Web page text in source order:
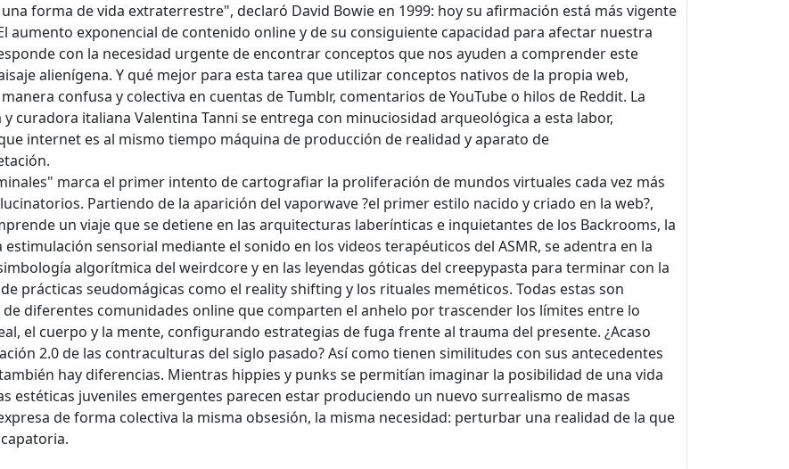
forma de vida extraterrestre", declaró David Bowie en 1999: hoy su afirmación está más vigente
aumento exponencial de contenido online y de su consiguiente capacidad para afectar nuestra
con la necesidad urgente de encontrar conceptos que nos ayuden a comprender este
alienígena. Y qué mejor para esta tarea que utilizar conceptos nativos de la propia web,
confusa y colectiva en cuentas de Tumblr, comentarios de YouTube o hilos de Reddit. La
curadora italiana Valentina Tanni se entrega con minuciosidad arqueológica a esta labor,
internet es al mismo tiempo máquina de producción de realidad y aparato de
marca el primer intento de cartografiar la proliferación de mundos virtuales cada vez más
Partiendo de la aparición del vaporwave ?el primer estilo nacido y criado en la web?,
un viaje que se detiene en las arquitecturas laberínticas e inquietantes de los Backrooms, la
estimulación sensorial mediante el sonido en los videos terapéuticos del ASMR, se adentra en la
algorítmica del weirdcore y en las leyendas góticas del creepypasta para terminar con la
prácticas seudomágicas como el reality shifting y los rituales meméticos. Todas estas son
de diferentes comunidades online que comparten el anhelo por trascender los límites entre lo
el cuerpo y la mente, configurando estrategias de fuga frente al trauma del presente. ¿Acaso
2.0 de las contraculturas del siglo pasado? Así como tienen similitudes con sus antecedentes
hay diferencias. Mientras hippies y punks se permitían imaginar la posibilidad de una vida
estéticas juveniles emergentes parecen estar produciendo un nuevo surrealismo de masas
de forma colectiva la misma obsesión, la misma necesidad: perturbar una realidad de la que